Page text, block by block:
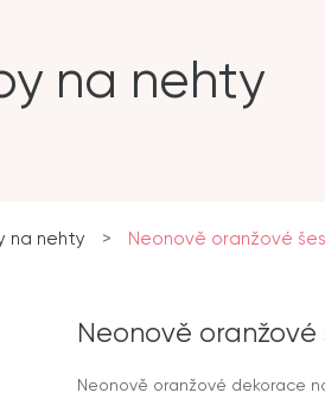
na nehty
na nehty > Neonově oranžové
Neonově
Neonově oranžové dekorace